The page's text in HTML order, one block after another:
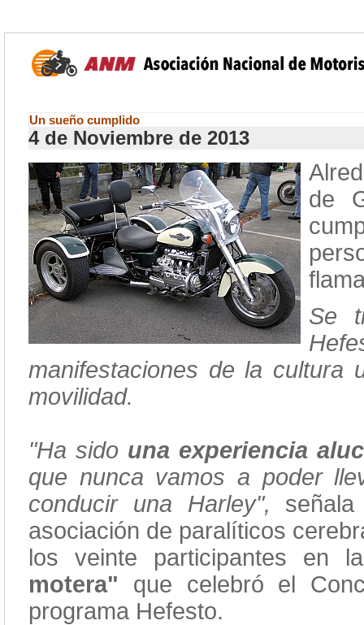
Un sueño cumplido
4 de Noviembre de 2013
de
Se
manifestaciones de la cultura
movilidad.
"Ha sido una experiencia
que nunca vamos a poder
conducir una Harley",
asociación de paralíticos
los veinte participantes en la
motera" que celebró el
programa Hefesto.